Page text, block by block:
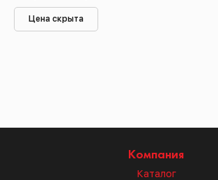
Цена скрыта
Компания
Каталог